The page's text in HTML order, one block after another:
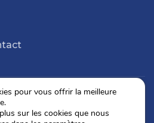
confidentialité
légales
pour vous offrir la meilleure
sur les cookies que nous